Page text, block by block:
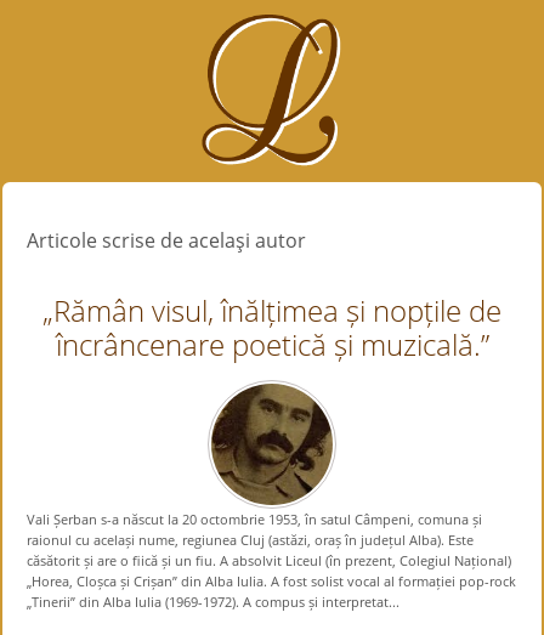
Articole scrise de acelaşi autor
„Rămân visul, înălțimea și nopțile de
încrâncenare poetică și muzicală.”
Vali Șerban s-a născut la 20 octombrie 1953, în satul Câmpeni, comuna și
raionul cu același nume, regiunea Cluj (astăzi, oraș în județul Alba). Este
căsătorit și are o fiică și un fiu. A absolvit Liceul (în prezent, Colegiul Național)
„Horea, Cloșca și Crișan” din Alba Iulia. A fost solist vocal al formației pop-rock
„Tinerii” din Alba Iulia (1969-1972). A compus și interpretat...